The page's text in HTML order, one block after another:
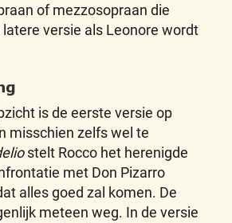
of mezzosopraan die
versie als Leonore wordt
is de eerste versie op
misschien zelfs wel te
stelt Rocco het herenigde
met Don Pizarro
alles goed zal komen. De
meteen weg. In de versie